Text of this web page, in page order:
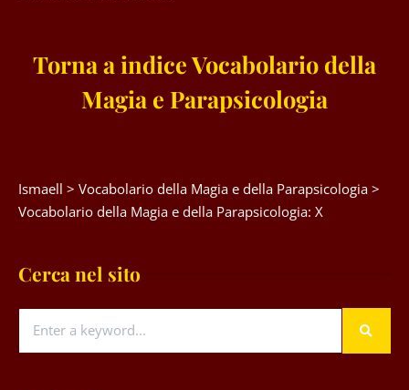
Torna a indice Vocabolario della
Magia e Parapsicologia
Ismaell > Vocabolario della Magia e della Parapsicologia >
Vocabolario della Magia e della Parapsicologia: X
Cerca nel sito